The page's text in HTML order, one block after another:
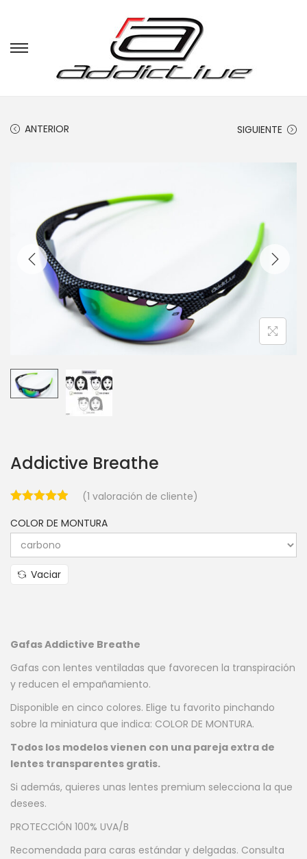
ANTERIOR SIGUIENTE
Addictive Breathe
(1 valoración de cliente)
COLOR DE MONTURA
Vaciar
Gafas Addictive Breathe
Gafas con lentes ventiladas que favorecen la transpiración
y reducen el empañamiento.
Disponible en cinco colores. Elige tu favorito pinchando
sobre la miniatura que indica: COLOR DE MONTURA.
Todos los modelos vienen con una pareja extra de
lentes transparentes gratis.
Si además, quieres unas lentes premium selecciona la que
desees.
PROTECCIÓN 100% UVA/B
Recomendada para caras estándar y delgadas. Consulta